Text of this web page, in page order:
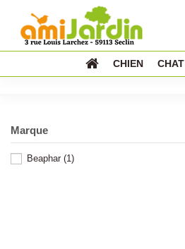
CHIEN CHAT
Marque
Beaphar (1)